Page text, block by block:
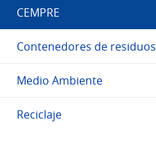
CEMPRE
Contenedores de residuos
Medio Ambiente
Reciclaje